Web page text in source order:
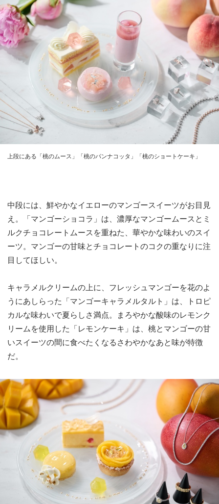
上段にある「桃のムース」「桃のパンナコッタ」「桃のショートケーキ」
中段には、鮮やかなイエローのマンゴースイーツがお目見
え。「マンゴーショコラ」は、濃厚なマンゴームースとミ
ルクチョコレートムースを重ねた、華やかな味わいのスイ
ーツ。マンゴーの甘味とチョコレートのコクの重なりに注
目してほしい。
キャラメルクリームの上に、フレッシュマンゴーを花のよ
うにあしらった「マンゴーキャラメルタルト」は、トロピ
カルな味わいで夏らしさ満点。まろやかな酸味のレモンク
リームを使用した「レモンケーキ」は、桃とマンゴーの甘
いスイーツの間に食べたくなるさわやかなあと味が特徴
だ。